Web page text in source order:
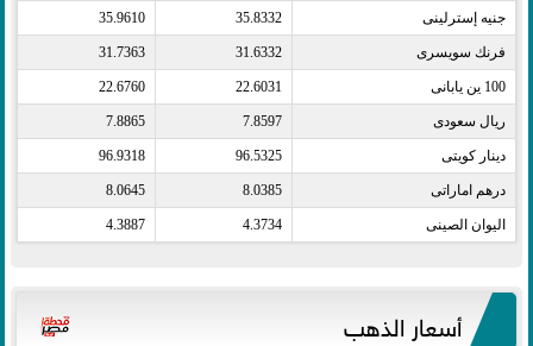
جنيه إسترلينى​ 35.8332
35.9610
فرنك سويسرى​ 31.6332
31.7363
100 ين يابانى​ 22.6031
22.6760
ريال سعودى​ 7.8597
7.8865
دينار كويتى​ 96.5325
96.9318
درهم اماراتى​ 8.0385
8.0645
اليوان الصينى​ 4.3734
4.3887
أسعار الذهب